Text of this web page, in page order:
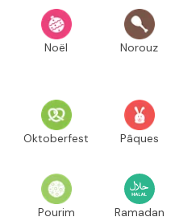
Noël Norouz
Oktoberfest Pâques
Pourim Ramadan